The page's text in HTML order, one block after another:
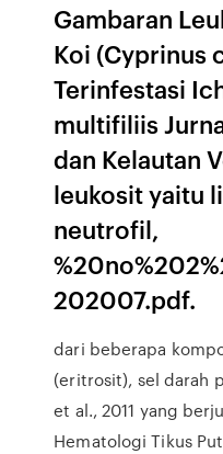
Gambaran
Koi (Cyprinus
Terinfestasi
multifiliis
dan Kelautan
leukosit yaitu
neutrofil,
202007.pdf.
dari beberapa
(eritrosit), sel darah
et al., 2011 yang
Hematologi Tikus